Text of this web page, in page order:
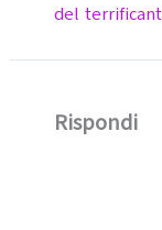
del
Rispondi